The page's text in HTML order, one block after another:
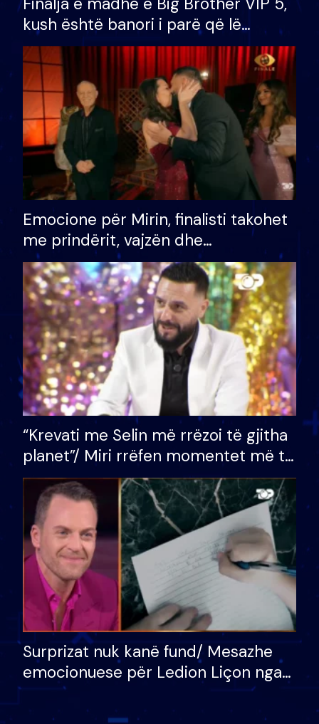
kush është banori i parë që lë
shtëpinë dhe humb mundësinë për
të fituar çmimin e madh
Emocione për Mirin, finalisti takohet
me prindërit, vajzën dhe
bashkëshorten: S’kemi ndonjë letër
divorci apo jo?
“Krevati me Selin më rrëzoi të gjitha
planet”/ Miri rrëfen momentet më të
bukura në shtëpinë e BB VIP: Do më
mungojë zilja e mëngjesit kur…
Surprizat nuk kanë fund/ Mesazhe
emocionuese për Ledion Liçon nga
nëna dhe fëmijët e tij, moderatori
nuk i mban dot lotët: Nuk meritoj…